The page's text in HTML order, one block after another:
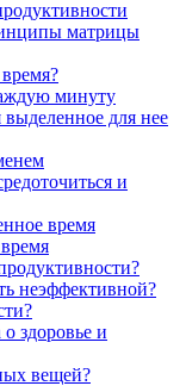
матрицы
минуту
выделенное для нее
и
время
неэффективной?
здоровье и
вещей?